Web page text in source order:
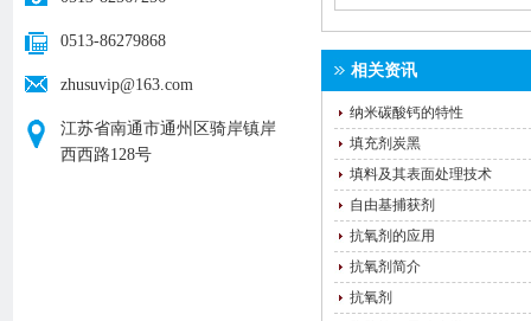
0513-86279868
zhusuvip@163.com
江苏省南通市通州区骑岸镇岸
西西路128号
相关资讯
纳米碳酸钙的特性
填充剂炭黑
填料及其表面处理技术
自由基捕获剂
抗氧剂的应用
抗氧剂简介
抗氧剂